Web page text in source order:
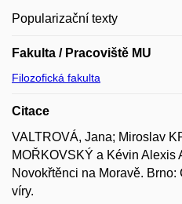
Popularizační texty
Fakulta / Pracoviště MU
Filozofická fakulta
Citace
VALTROVÁ, Jana; Miroslav
MOŘKOVSKÝ a Kévin Alexis
Novokřtěnci na Moravě.
víry.